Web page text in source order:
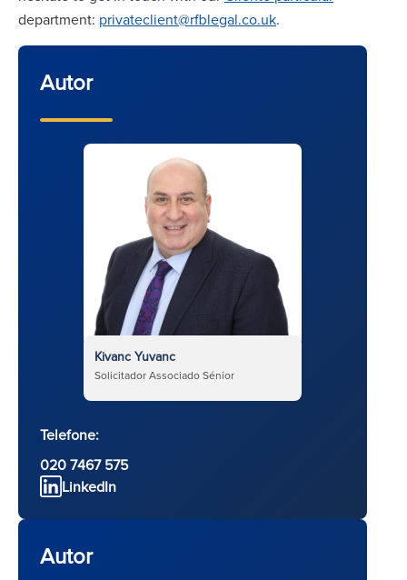
department: privateclient@rfblegal.co.uk.
Autor
Kivanc Yuvanc
Solicitador Associado Sénior
Telefone:
020 7467 575
LinkedIn
Autor